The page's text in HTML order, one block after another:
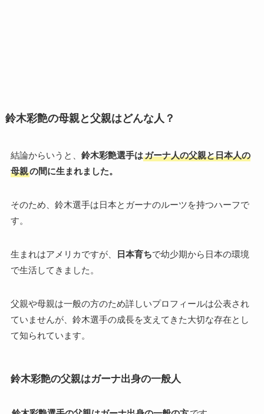
鈴木彩艶の母親と父親はどんな人？
結論からいうと、 鈴木彩艶選手はガーナ人の父親と日本人の
母親の間に生まれました。
そのため、鈴木選手は日本とガーナのルーツを持つハーフで
す。
生まれはアメリカですが、 日本育ちで幼少期から日本の環境
で生活してきました。
父親や母親は一般の方のため詳しいプロフィールは公表され
ていませんが、鈴木選手の成長を支えてきた大切な存在とし
て知られています。
鈴木彩艶の父親はガーナ出身の一般人